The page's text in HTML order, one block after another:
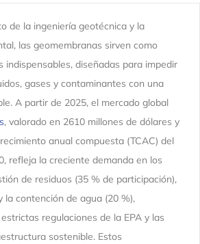
de la ingeniería geotécnica y la
las geomembranas sirven como
indispensables, diseñadas para impedir
gases y contaminantes con una
A partir de 2025, el mercado global
, valorado en 2610 millones de dólares y
anual compuesta (TCAC) del
refleja la creciente demanda en los
de residuos (35 % de participación),
la contención de agua (20 %),
regulaciones de la EPA y las
sostenible. Estos